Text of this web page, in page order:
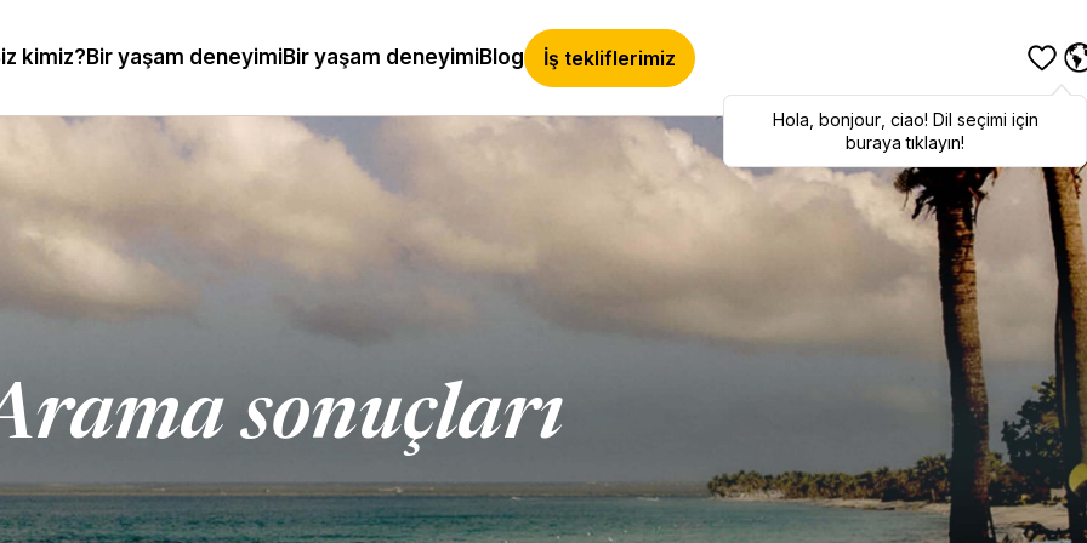
kimiz? Bir yaşam deneyimiBir yaşam deneyimiBlog İş tekliflerimiz
Hola,bonjour,ciao! To switch
languages, click here!
Hola bonjour, ciao! Dil seçimi için
buraya tıklayın!
sonuçları